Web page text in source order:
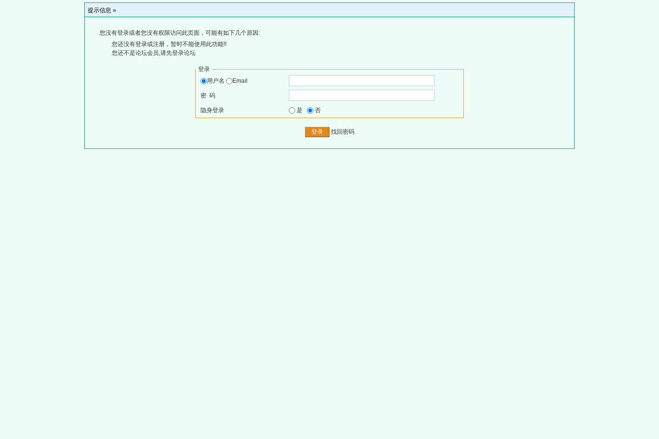
提示信息 »
您没有登录或者您没有权限访问此页面，可能有如下几个原因:
您还没有登录或注册，暂时不能使用此功能!!
您还不是论坛会员,请先登录论坛
登录
用户名
Email
密 码
隐身登录 是 否
找回密码